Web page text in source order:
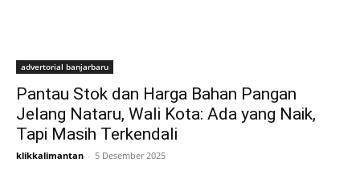
advertorial banjarbaru
Pantau Stok dan Harga Bahan Pangan
Jelang Nataru, Wali Kota: Ada yang Naik,
Tapi Masih Terkendali
klikkalimantan - 5 Desember 2025